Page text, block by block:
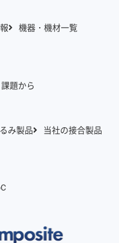
機器・機材一覧
課題から
み製品
当社の接合製品